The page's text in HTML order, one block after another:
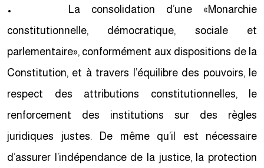
• La consolidation d’une «Monarchie
constitutionnelle, démocratique, sociale et
parlementaire», conformément aux dispositions de la
Constitution, et à travers l’équilibre des pouvoirs, le
respect des attributions constitutionnelles, le
renforcement des institutions sur des règles
juridiques justes. De même qu’il est nécessaire
d’assurer l’indépendance de la justice, la protection